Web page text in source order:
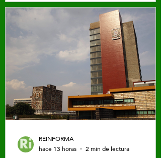
REINFORMA
hace 13 horas
2 min de lectura